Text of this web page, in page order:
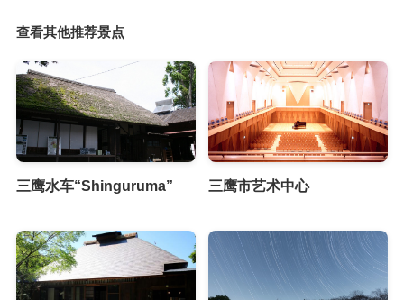
查看其他推荐景点
三鹰水车“Shinguruma” 三鹰市艺术中心